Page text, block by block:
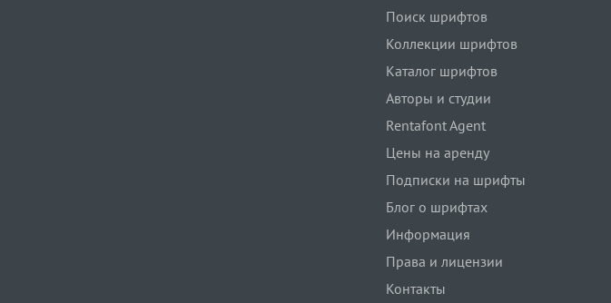
Поиск шрифтов
Коллекции шрифтов
Каталог шрифтов
Авторы и студии
Rentafont Agent
Цены на аренду
Подписки на шрифты
Блог о шрифтах
Информация
Права и лицензии
Контакты